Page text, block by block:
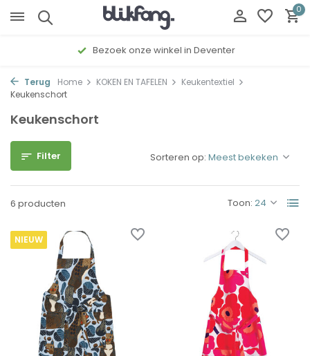
0
Bezoek onze winkel in Deventer
Terug Home KOKEN EN TAFELEN
Keukentextiel
Keukenschort
Keukenschort
Filter
6 producten Toon:
Sorteren op:
NIEUW